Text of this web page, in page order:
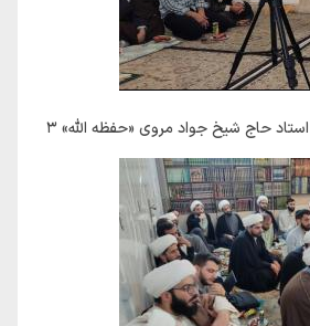
حاج شیخ جواد مروی «حفظه الله» 3